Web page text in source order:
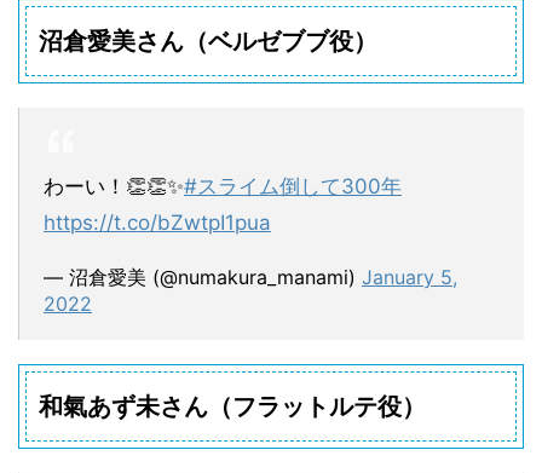
沼倉愛美さん（ベルゼブブ役）
わーい！👏👏✨#スライム倒して300年
https://t.co/bZwtpI1pua
— 沼倉愛美 (@numakura_manami) January 5,
2022
和氣あず未さん（フラットルテ役）